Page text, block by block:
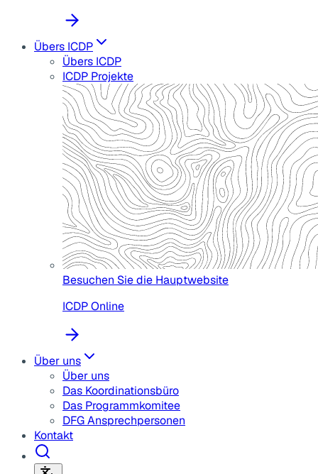
Übers ICDP
Übers ICDP
ICDP Projekte
Besuchen Sie die Hauptwebsite
ICDP Online
Über uns
Über uns
Das Koordinationsbüro
Das Programmkomitee
DFG Ansprechpersonen
Kontakt